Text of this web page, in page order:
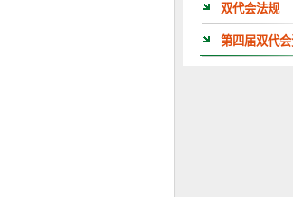
双代会法规
第四届双代